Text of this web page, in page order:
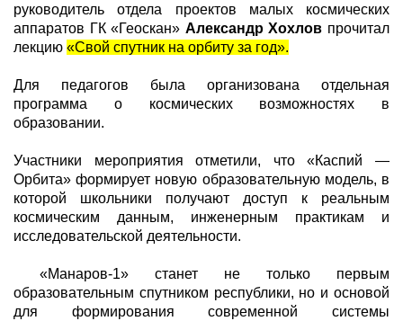
руководитель отдела проектов малых космических
аппаратов ГК «Геоскан» Александр Хохлов прочитал
лекцию «Свой спутник на орбиту за год».
Для педагогов была организована отдельная
программа о космических возможностях в
образовании.
Участники мероприятия отметили, что «Каспий —
Орбита» формирует новую образовательную модель, в
которой школьники получают доступ к реальным
космическим данным, инженерным практикам и
исследовательской деятельности.
«Манаров-1» станет не только первым
образовательным спутником республики, но и основой
для формирования современной системы